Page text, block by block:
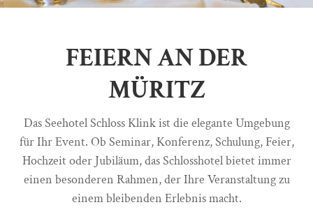
FEIERN AN DER
MÜRITZ
Das Seehotel Schloss Klink ist die elegante Umgebung
für Ihr Event. Ob Seminar, Konferenz, Schulung, Feier,
Hochzeit oder Jubiläum, das Schlosshotel bietet immer
einen besonderen Rahmen, der Ihre Veranstaltung zu
einem bleibenden Erlebnis macht.